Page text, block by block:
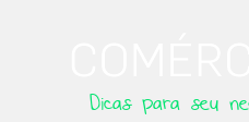
Dicas para seu